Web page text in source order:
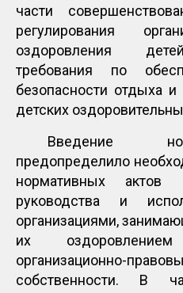
части
регулирования
оздоровления
требования по
безопасности отдыха
детских
Введение
предопределило
нормативных
руководства и
организациями,
их
организационно-
собственности. В